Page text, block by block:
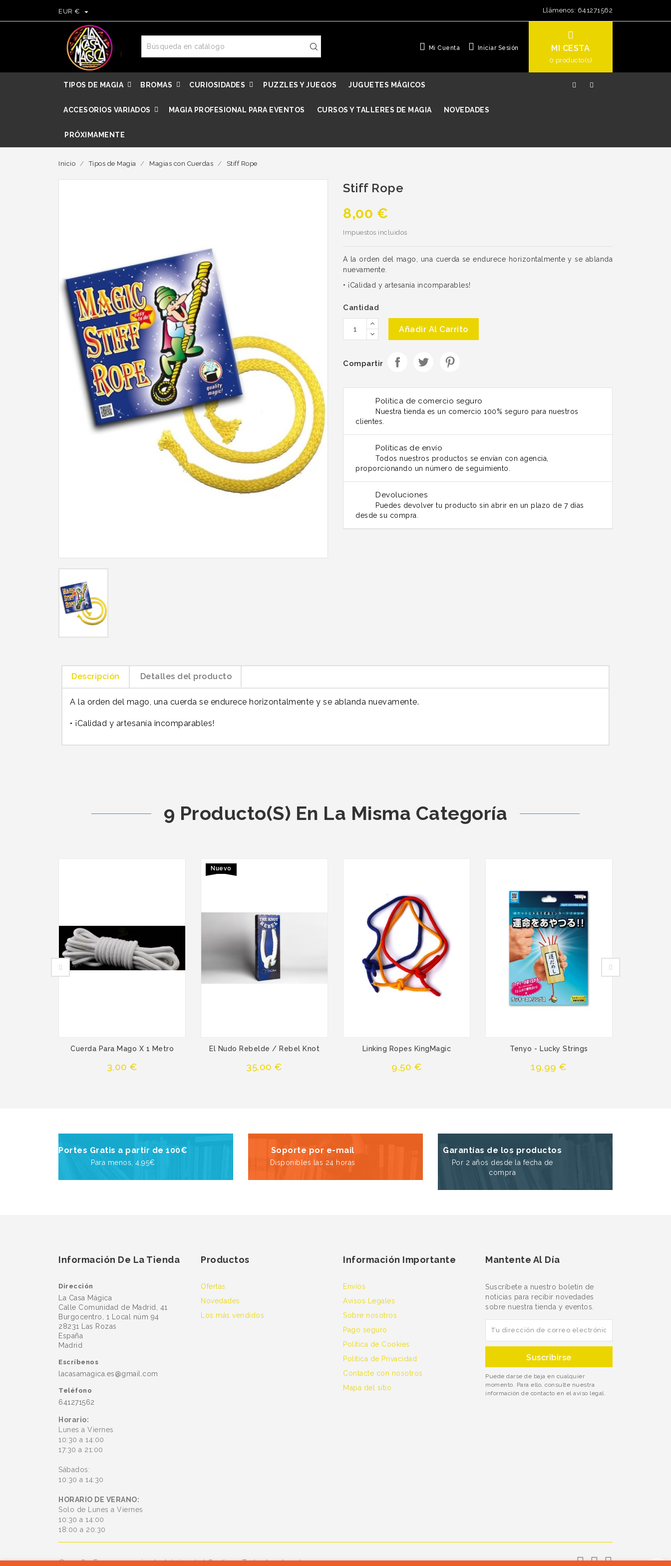
EUR €  Llámenos: 641271562
MI CESTA
0 producto(s)
Mi Cuenta Iniciar Sesión
TIPOS DE MAGIA BROMAS CURIOSIDADES PUZZLES Y JUEGOS JUGUETES MÁGICOS
ACCESORIOS VARIADOS MAGIA PROFESIONAL PARA EVENTOS CURSOS Y TALLERES DE MAGIA NOVEDADES
PRÓXIMAMENTE
Inicio Tipos de Magia Magias con Cuerdas Stiff Rope
Stiff Rope
8,00 €
Impuestos incluidos
A la orden del mago, una cuerda se endurece horizontalmente y se ablanda
nuevamente.
• ¡Calidad y artesanía incomparables!
Cantidad
Añadir Al Carrito
Compartir
Política de comercio seguro
Nuestra tienda es un comercio 100% seguro para nuestros
clientes.
Políticas de envío
Todos nuestros productos se envían con agencia,
proporcionando un número de seguimiento.
Devoluciones
Puedes devolver tu producto sin abrir en un plazo de 7 días
desde su compra.
Descripción Detalles del producto
A la orden del mago, una cuerda se endurece horizontalmente y se ablanda nuevamente.
• ¡Calidad y artesanía incomparables!
9 Producto(s) En La Misma Categoría
Cuerda Para Mago X 1 Metro
Precio
3,00 €
Nuevo
El Nudo Rebelde / Rebel Knot
Precio
35,00 €
Linking Ropes KingMagic
Precio
9,50 €
Tenyo - Lucky Strings
Precio
19,99 €
Portes Gratis a partir de 100€
Para menos, 4,95€
Soporte por e-mail
Disponibles las 24 horas
Garantías de los productos
Por 2 años desde la fecha de
compra
Información De La Tienda
Dirección
La Casa Mágica
Calle Comunidad de Madrid, 41
Burgocentro, 1 Local núm 94
28231 Las Rozas
España
Madrid
Escríbenos
lacasamagica.es@gmail.com
Teléfono
641271562
Horario:
Lunes a Viernes
10:30 a 14:00
17:30 a 21:00
Sábados:
10:30 a 14:30
HORARIO DE VERANO:
Solo de Lunes a Viernes
10:30 a 14:00
18:00 a 20:30
Productos
Ofertas
Novedades
Los más vendidos
Información Importante
Envíos
Avisos Legales
Sobre nosotros
Pago seguro
Política de Cookies
Política de Privacidad
Contacte con nosotros
Mapa del sitio
Mantente Al Día
Suscríbete a nuestro boletín de
noticias para recibir novedades
sobre nuestra tienda y eventos.
Puede darse de baja en cualquier
momento. Para ello, consulte nuestra
información de contacto en el aviso legal.
© 2026 - Es un comercio electrónico de bConline - Todos los derechos